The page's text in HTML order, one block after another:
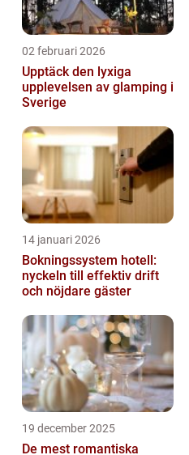
02 februari 2026
Upptäck den lyxiga
upplevelsen av glamping i
Sverige
14 januari 2026
Bokningssystem hotell:
nyckeln till effektiv drift
och nöjdare gäster
19 december 2025
De mest romantiska